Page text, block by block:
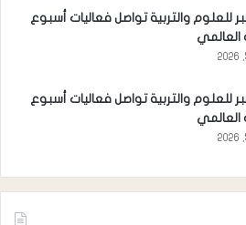
للعلوم والتربية تواصل فعاليات أسبوع
العالمي
للعلوم والتربية تواصل فعاليات أسبوع
العالمي